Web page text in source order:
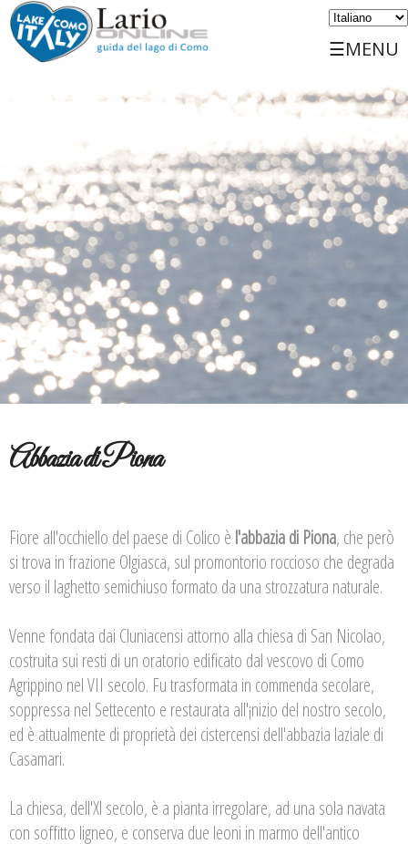
Abbazia di Piona
Fiore all'occhiello del paese di Colico è l'abbazia di Piona, che però
si trova in frazione Olgiasca, sul promontorio roccioso che degrada
verso il laghetto semichiuso formato da una strozzatura naturale.
Venne fondata dai Cluniacensi attorno alla chiesa di San Nicolao,
costruita sui resti di un oratorio edificato dal vescovo di Como
Agrippino nel VII secolo. Fu trasformata in commenda secolare,
soppressa nel Settecento e restaurata all'¡nizio del nostro secolo,
ed è attualmente di proprietà dei cistercensi dell'abbazia laziale di
Casamari.
La chiesa, dell'Xl secolo, è a pianta irregolare, ad una sola navata
con soffitto ligneo, e conserva due leoni in marmo dell'antico
☰MENU
Scopri
Viaggiare
Luoghi
Servizi
Sports
Ospitalità